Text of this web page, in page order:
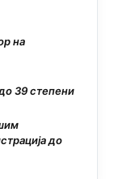
на
39 степени
до